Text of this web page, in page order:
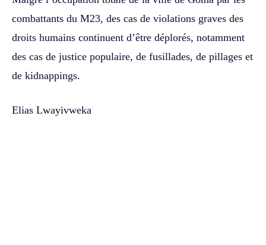
combattants du M23, des cas de violations graves des
droits humains continuent d’être déplorés, notamment
des cas de justice populaire, de fusillades, de pillages et
de kidnappings.
Elias Lwayivweka